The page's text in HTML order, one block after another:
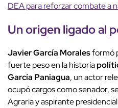
DEA para reforzar combate a
Unorigen ligadoal
Javier García Moralesformó
fuerte peso en la historia
García Paniagua, un actor
ocupó cargos como senador,
Agraria y aspirante